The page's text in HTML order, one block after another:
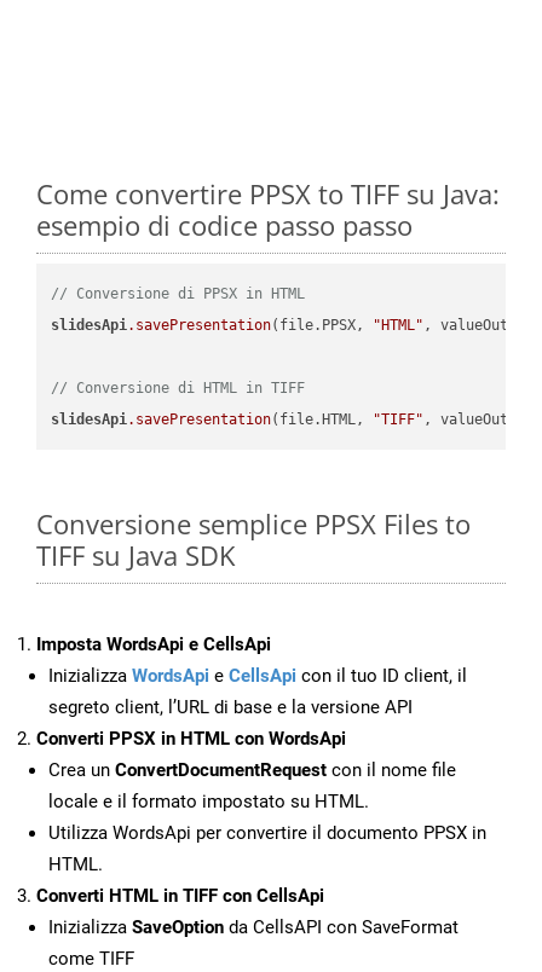
Come convertire PPSX to TIFF su Java:
esempio di codice passo passo
// Conversione di PPSX in HTML
slidesApi.savePresentation(file.PPSX, "HTML" ,
// Conversione di HTML in TIFF
slidesApi.savePresentation(file.HTML, "TIFF"
Conversione semplice PPSX Files to
TIFF su Java SDK
Imposta WordsApi e CellsApi
Inizializza WordsApi e CellsApi con il tuo ID client, il
segreto client, l’URL di base e la versione API
Converti PPSX in HTML con WordsApi
Crea un ConvertDocumentRequest con il nome file
locale e il formato impostato su HTML.
Utilizza WordsApi per convertire il documento PPSX in
HTML.
Converti HTML in TIFF con CellsApi
Inizializza SaveOption da CellsAPI con SaveFormat
come TIFF